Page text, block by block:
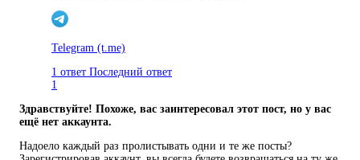
Telegram (t.me)
1 ответ Последний ответ
1
Здравствуйте! Похоже, вас заинтересовал этот пост, но у вас
ещё нет аккаунта.
Надоело каждый раз пролистывать одни и те же посты?